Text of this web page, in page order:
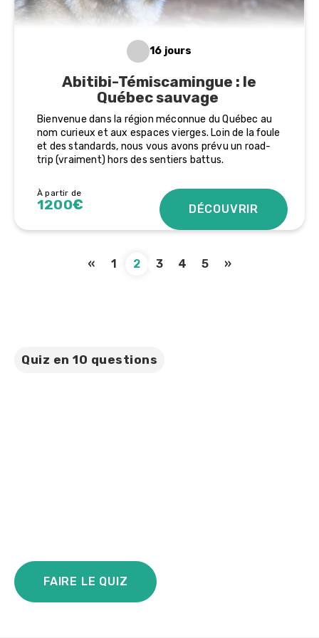
16 jours
Abitibi-Témiscamingue : le
Québec sauvage
Bienvenue dans la région méconnue du Québec au
nom curieux et aux espaces vierges. Loin de la foule
et des standards, nous vous avons prévu un road-
trip (vraiment) hors des sentiers battus.
À partir de
1200€ DÉCOUVRIR
« 1 2 3 4 5 »
Quiz en 10 questions
FAIRE LE QUIZ